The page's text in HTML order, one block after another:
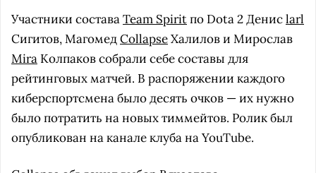
Участники составаTeam Spiritпо Dota 2 Денисlarl
Сигитов, МагомедCollapseХалилов и Мирослав
Mira Колпаков собрали себе составы для
рейтинговых матчей. В распоряжении каждого
киберспортсмена было десять очков — их нужно
было потратить на новых тиммейтов. Ролик был
опубликован на канале клуба на YouTube.